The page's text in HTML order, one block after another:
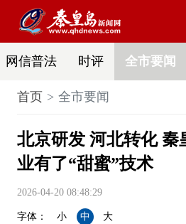
网信普法 时评 全市要闻
首页 全市要闻
北京研发 河北转化 秦
业有了“甜蜜”技术
2026-04-20 08:48:29
字体： 小 中 大